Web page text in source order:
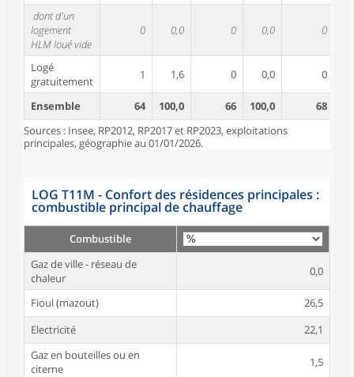
dont d'un
logement
HLM loué vide
0 0,0 0 0,0 0
Logé
gratuitement
1 1,6 0 0,0 0
Ensemble 64 100,0 66 100,0 68
Sources : Insee, RP2012, RP2017 et RP2023, exploitations
principales, géographie au 01/01/2026.
LOG T11M - Confort des résidences principales :
combustible principal de chauffage
Combustible
Gaz de ville - réseau de
chaleur
0,0
Fioul (mazout)
26,5
Electricité
22,1
Gaz en bouteilles ou en
citerne
1,5